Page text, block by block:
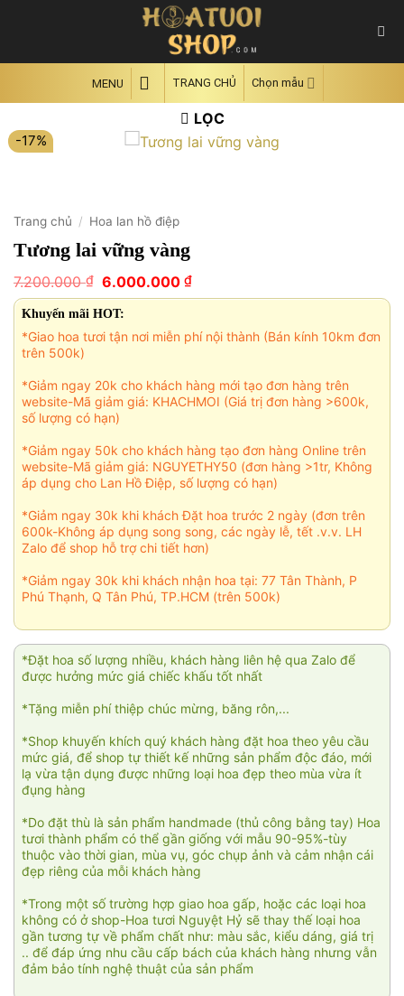
MENU TRANG CHỦ Chọn mẫu
LỌC
-17%
Trang chủ / Hoa lan hồ điệp
Tương lai vững vàng
7.200.000₫ Giá
gốc
là:
7.200.000 ₫.
6.000.000 ₫Giá
hiện
6.000.000 ₫.
Khuyến mãi HOT:
*Giao hoa tươi tận nơi miễn phí nội thành (Bán kính 10km đơn
trên 500k)
*Giảm ngay 20k cho khách hàng mới tạo đơn hàng trên
website-Mã giảm giá: KHACHMOI (Giá trị đơn hàng >600k,
số lượng có hạn)
*Giảm ngay 50k cho khách hàng tạo đơn hàng Online trên
website-Mã giảm giá: NGUYETHY50 (đơn hàng >1tr, Không
áp dụng cho Lan Hồ Điệp, số lượng có hạn)
*Giảm ngay 30k khi khách Đặt hoa trước 2 ngày (đơn trên
600k-Không áp dụng song song, các ngày lễ, tết .v.v. LH
Zalo để shop hỗ trợ chi tiết hơn)
*Giảm ngay 30k khi khách nhận hoa tại: 77 Tân Thành, P
Phú Thạnh, Q Tân Phú, TP.HCM (trên 500k)
*Đặt hoa số lượng nhiều, khách hàng liên hệ qua Zalo để
được hưởng mức giá chiếc khấu tốt nhất
*Tặng miễn phí thiệp chúc mừng, băng rôn,...
*Shop khuyến khích quý khách hàng đặt hoa theo yêu cầu
mức giá, để shop tự thiết kế những sản phẩm độc đáo, mới
lạ vừa tận dụng được những loại hoa đẹp theo mùa vừa ít
đụng hàng
*Do đặt thù là sản phẩm handmade (thủ công bằng tay) Hoa
tươi thành phẩm có thể gần giống với mẫu 90-95%-tùy
thuộc vào thời gian, mùa vụ, góc chụp ảnh và cảm nhận cái
đẹp riêng của mỗi khách hàng
*Trong một số trường hợp giao hoa gấp, hoặc các loại hoa
không có ở shop-Hoa tươi Nguyệt Hỷ sẽ thay thế loại hoa
gần tương tự về phẩm chất như: màu sắc, kiểu dáng, giá trị
.. để đáp ứng nhu cầu cấp bách của khách hàng nhưng vẫn
đảm bảo tính nghệ thuật của sản phẩm